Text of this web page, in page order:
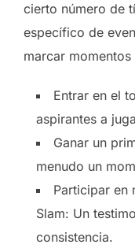
cierto número de
específico de
marcar
Entrar en el
aspirantes a
Ganar un
menudo un
Participar en
Slam: Un
consistencia.